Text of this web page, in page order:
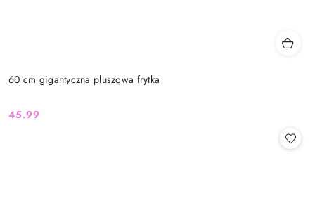
60 cm gigantyczna pluszowa frytka
Cena:
45.99